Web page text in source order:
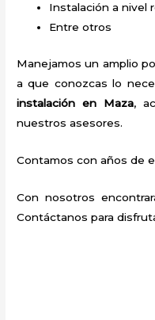
Instalación a nivel
Entre otros
Manejamos un amplio
a que conozcas lo
instalación en Maza,
nuestros asesores.
Contamos con años de
Con nosotros
Contáctanos para